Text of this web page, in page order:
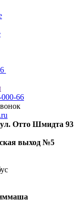
66
ул. Отто Шмидта 93
выход №5